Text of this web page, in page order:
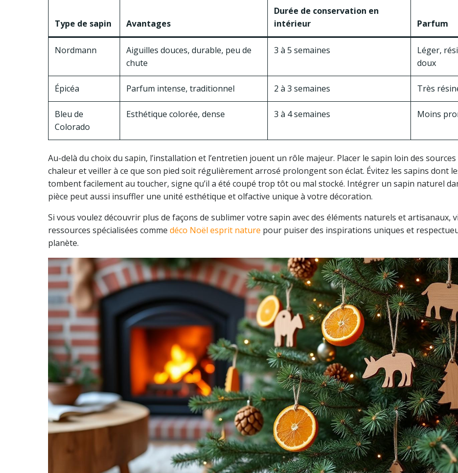
Type de sapin Avantages
Durée de conservation en
intérieur
Parfum
Nordmann
Aiguilles douces, durable, peu de
chute
3 à 5 semaines
Léger,
doux
Épicéa Parfum intense, traditionnel 2 à 3 semaines Très
Bleu de
Colorado
Esthétique colorée, dense 3 à 4 semaines Moins
Au-delà du choix du sapin, l’installation et l’entretien jouent un rôle majeur. Placer le sapin loin des sources
chaleur et veiller à ce que son pied soit régulièrement arrosé prolongent son éclat. Évitez les sapins dont
tombent facilement au toucher, signe qu’il a été coupé trop tôt ou mal stocké. Intégrer un sapin naturel
pièce peut aussi insuffler une unité esthétique et olfactive unique à votre décoration.
Si vous voulez découvrir plus de façons de sublimer votre sapin avec des éléments naturels et artisanaux,
ressources spécialisées comme déco Noël esprit nature pour puiser des inspirations uniques et
planète.